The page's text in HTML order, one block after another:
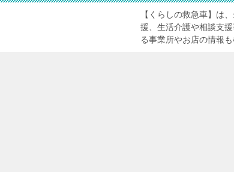
【くらしの救急車】は
援、生活介護や相談支
る事業所やお店の情報